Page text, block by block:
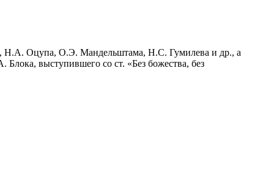
Н.А. Оцупа, О.Э. Мандельштама, Н.С. Гумилева и др., а
Блока, выступившего со ст. «Без божества, без